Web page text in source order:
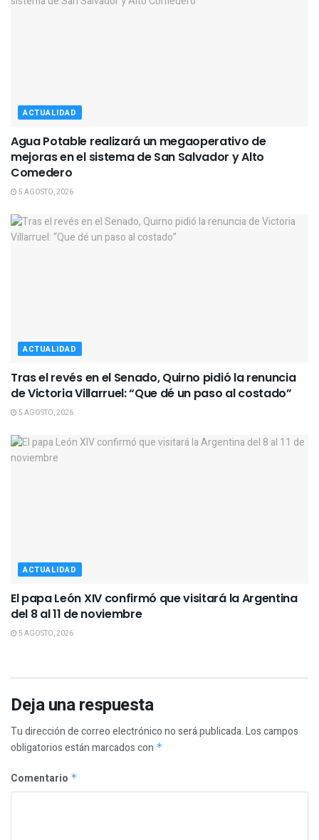
ACTUALIDAD
Agua Potable realizará un megaoperativo de
mejoras en el sistema de San Salvador y Alto
Comedero
5 AGOSTO, 2026
ACTUALIDAD
Tras el revés en el Senado, Quirno pidió la renuncia
de Victoria Villarruel: “Que dé un paso al costado”
5 AGOSTO, 2026
ACTUALIDAD
El papa León XIV confirmó que visitará la Argentina
del 8 al 11 de noviembre
5 AGOSTO, 2026
Deja una respuesta
Tu dirección de correo electrónico no será publicada.Los campos
obligatorios están marcados con *
Comentario *